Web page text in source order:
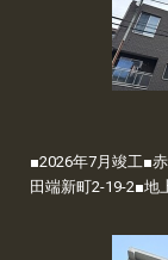
■2026年7月竣工■
田端新町2-19-2■地